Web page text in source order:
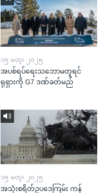
၁၅ မတ္၊ ၂၀၂၅
အပစ်ရပ်ရေးသဘောမတူရင်
ရုရှားကို G7 ဒဏ်ခတ်မည်
၁၅ မတ္၊ ၂၀၂၅
အသုံးစရိတ်ဥပဒေကြမ်း ကန်